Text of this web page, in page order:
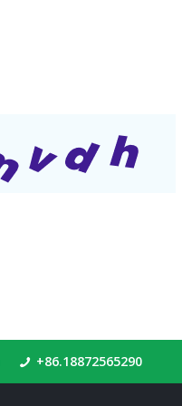
+86.18872565290